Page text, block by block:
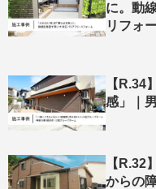
に。動
リフォ
【R.34
感」｜
【R.32
からの